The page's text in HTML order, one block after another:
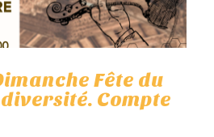
Fête du
Compte